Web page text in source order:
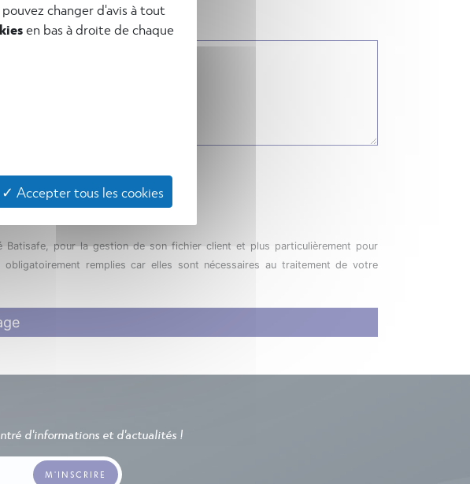
pour la gestion de son fichier client et plus particulièrement pour
remplies car elles sont nécessaires au traitement de votre
d'informations et d'actualités !
M'INSCRIRE
pouvez changer d'avis à tout
en bas à droite de chaque
✓ Accepter tous les cookies